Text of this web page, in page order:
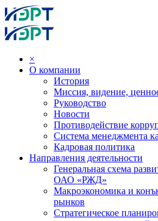
×
О компании
История
Миссия, видение,
Руководство
Новости
Противодействие
Система менеджмента
Кадровая политика
Направления деятельности
Генеральная схема
ОАО «РЖД»
Макроэкономика и
рынков
Стратегическое